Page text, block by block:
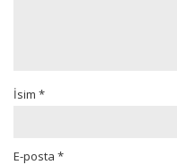
İsim *
E-posta *